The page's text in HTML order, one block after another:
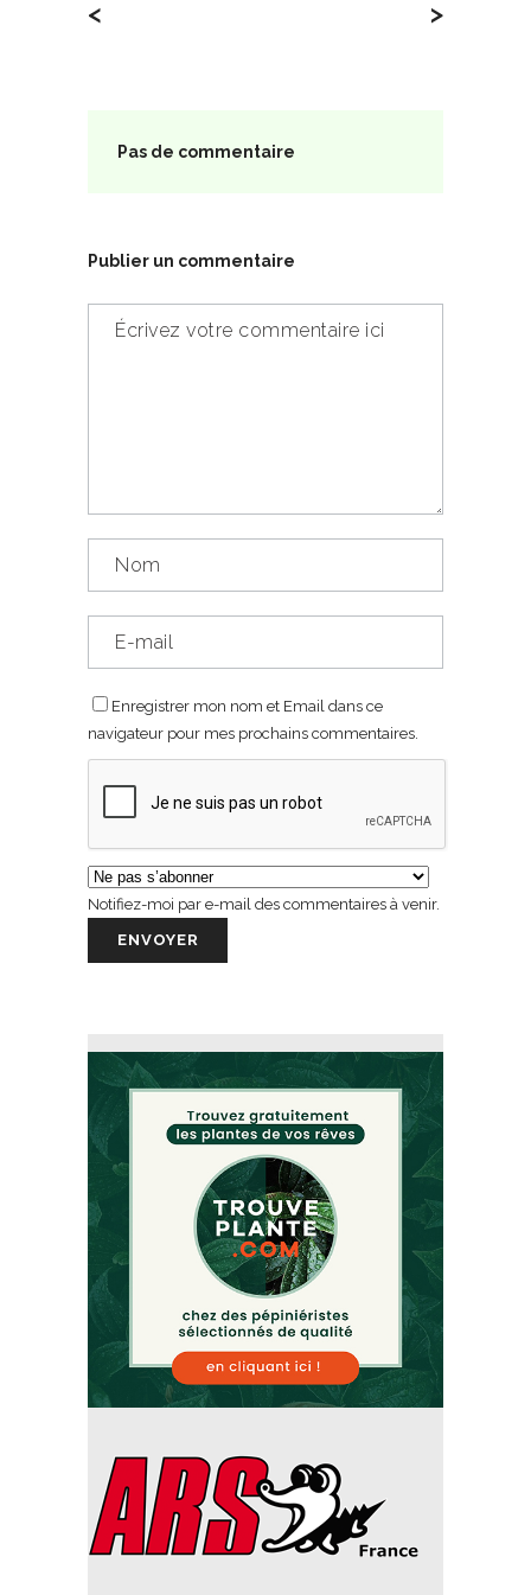
< >
Pas de commentaire
Publier un commentaire
Enregistrer mon nom et Email dans ce
navigateur pour mes prochains commentaires.
Notifiez-moi par e-mail des commentaires à venir.